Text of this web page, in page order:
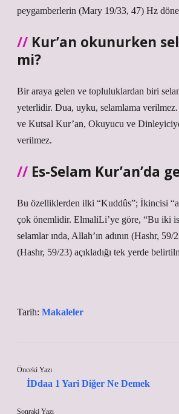
peygamberlerin (Mary 19/33, 47) Hz
Kur’an okunurken
mi?
Bir araya gelen ve topluluklardan biri
yeterlidir. Dua, uyku, selamlama verilmez.
ve Kutsal Kur’an, Okuyucu ve
verilmez.
Es-Selam Kur’an’da
Bu özelliklerden ilki “Kuddûs”; İkincisi
çok önemlidir. ElmaliLi’ye göre, “Bu iki
selamlar ında, Allah’ın adının (Hashr, 59/
(Hashr, 59/23) açıkladığı tek yerde
Tarih: Makaleler
Önceki Yazı
İDdaa 1 Yari Diğer Ne Demek
Sonraki Yazı